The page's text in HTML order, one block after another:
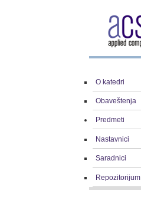
O katedri
Obaveštenja
Predmeti
Nastavnici
Saradnici
Repozitorijum